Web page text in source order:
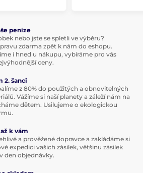
peníze
nebo jste se spletli ve výběru?
zdarma zpět k nám do eshopu.
i hned u nákupu, vybíráme pro vás
ceny.
2. šanci
z 80% do použitých a obnovitelných
Vážíme si naší planety a záleží nám na
dětem. Usilujeme o ekologickou
k vám
a prověžené dopravce a zakládáme si
expedici vašich zásilek, většinu zásilek
den objednávky.